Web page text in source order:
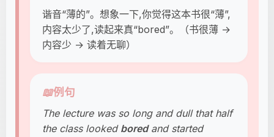
谐音“薄的”。想象一下,你觉得这本书很“薄”,
内容太少了,读起来真“bored”。（书很薄 →
内容少 → 读着无聊）
📖例句
The lecture was so long and dull that half
the class looked boredand started